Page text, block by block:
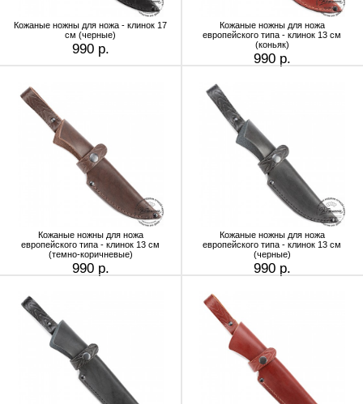
Кожаные ножны для ножа - клинок 17
см (черные)
990 р.
Кожаные ножны для ножа
европейского типа - клинок 13 см
(коньяк)
990 р.
Кожаные ножны для ножа
европейского типа - клинок 13 см
(темно-коричневые)
990 р.
Кожаные ножны для ножа
европейского типа - клинок 13 см
(черные)
990 р.